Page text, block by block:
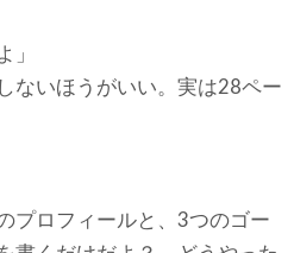
」
ないほうがいい。実は28ペー
プロフィールと、3つのゴー